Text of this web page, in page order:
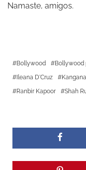
Namaste, amigos.
Bollywood Bollywood
Ileana D'Cruz
Ranbir Kapoor
Shah